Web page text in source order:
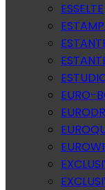
ESSELTE
EURO-